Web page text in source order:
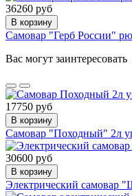
36260 руб
В корзину
Самовар "Герб России"
Вас могут заинтересовать
17750 руб
В корзину
Самовар "Походный" 2л
30600 руб
В корзину
Электрический самовар